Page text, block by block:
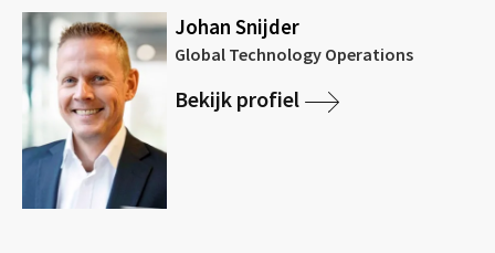
Johan Snijder
Global Technology Operations
Bekijk profiel